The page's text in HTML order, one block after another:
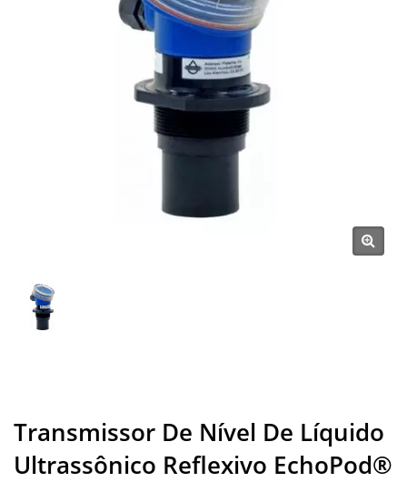
Transmissor De Nível De Líquido
Ultrassônico Reflexivo EchoPod®